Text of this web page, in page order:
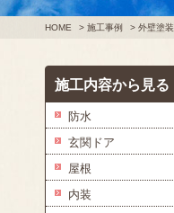
HOME > 施工事例 > 外壁塗装
施工内容から見る
防水
玄関ドア
屋根
内装